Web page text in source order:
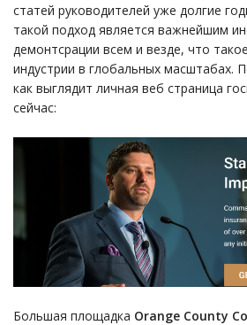
статей руководителей уже долгие
такой подход является важнейшим
демонтсрации всем и везде, что
индустрии в глобальных масштабах.
как выглядит личная веб страница
сейчас:
Большая площадка Orange County